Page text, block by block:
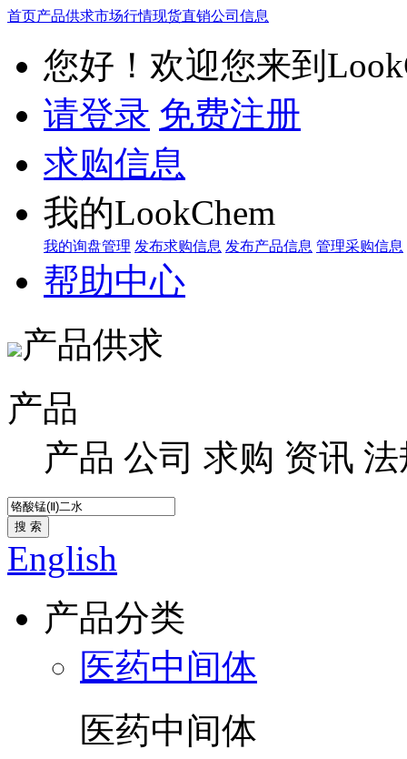
首页产品供求市场行情现货直销公司信息
您好！欢迎您来到
请登录 免费注册
求购信息
我的LookChem
我的询盘管理 发布求购信息 发布产品信息 管理采购信息
帮助中心
产品供求
产品
产品 公司 求购 资讯 法
搜 索
English
产品分类
医药中间体
医药中间体